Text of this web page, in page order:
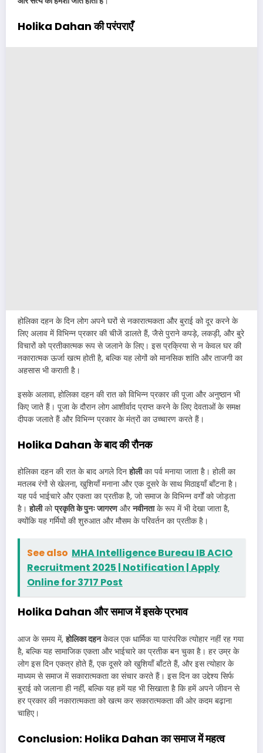
Holika Dahan की परंपराएँ
होलिका दहन के दिन लोग अपने घरों से नकारात्मकता और बुराई को दूर करने के
लिए अलाव में विभिन्न प्रकार की चीजें डालते हैं, जैसे पुराने कपड़े, लकड़ी, और बुरे
विचारों को प्रतीकात्मक रूप से जलाने के लिए। इस प्रक्रिया से न केवल घर की
नकारात्मक ऊर्जा खत्म होती है, बल्कि यह लोगों को मानसिक शांति और ताजगी का
अहसास भी कराती है।
इसके अलावा, होलिका दहन की रात को विभिन्न प्रकार की पूजा और अनुष्ठान भी
किए जाते हैं। पूजा के दौरान लोग आशीर्वाद प्राप्त करने के लिए देवताओं के समक्ष
दीपक जलाते हैं और विभिन्न प्रकार के मंत्रों का उच्चारण करते हैं।
Holika Dahan के बाद की रौनक
होलिका दहन की रात के बाद अगले दिनहोलीका पर्व मनाया जाता है। होली का
मतलब रंगों से खेलना, खुशियाँ मनाना और एक दूसरे के साथ मिठाइयाँ बाँटना है।
यह पर्व भाईचारे और एकता का प्रतीक है, जो समाज के विभिन्न वर्गों को जोड़ता
है।होलीकोप्रकृति के पुनः जागरणऔरनवीनताके रूप में भी देखा जाता है,
क्योंकि यह गर्मियों की शुरुआत और मौसम के परिवर्तन का प्रतीक है।
See also MHA Intelligence Bureau IB ACIO
Recruitment 2025 | Notification | Apply
Online for 3717 Post
Holika Dahan और समाज में इसके प्रभाव
आज के समय में,होलिका दहनकेवल एक धार्मिक या पारंपरिक त्योहार नहीं रह गया
है, बल्कि यह सामाजिक एकता और भाईचारे का प्रतीक बन चुका है। हर उम्र के
लोग इस दिन एकत्र होते हैं, एक दूसरे को खुशियाँ बाँटते हैं, और इस त्योहार के
माध्यम से समाज में सकारात्मकता का संचार करते हैं। इस दिन का उद्देश्य सिर्फ
बुराई को जलाना ही नहीं, बल्कि यह हमें यह भी सिखाता है कि हमें अपने जीवन से
हर प्रकार की नकारात्मकता को खत्म कर सकारात्मकता की ओर कदम बढ़ाना
चाहिए।
Conclusion: Holika Dahan का समाज में महत्व